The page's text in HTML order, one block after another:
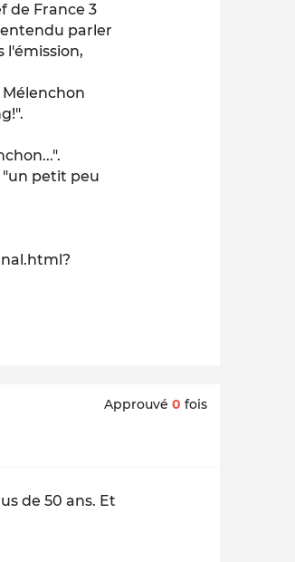
de France 3
parler
l'émission,
petit peu
Approuvé 0 fois
de 50 ans. Et